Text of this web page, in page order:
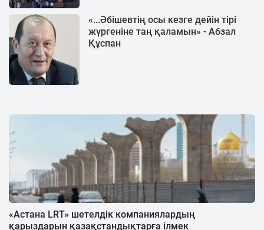
«...Әбішевтің осы кезге дейін тірі
жүргеніне таң қаламын» - Абзал
Құспан
«Астана LRT» шетелдік компаниялардың
қарыздарын қазақстандықтарға ілмек